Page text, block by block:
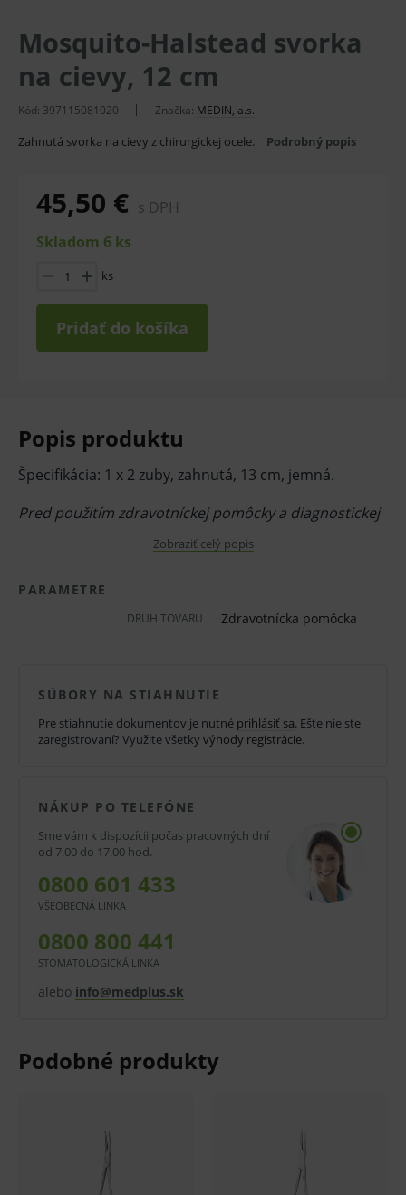
Mosquito-Halstead svorka
na cievy, 12 cm
Kód: 397115081020 Značka: MEDIN, a.s.
Zahnutá svorka na cievy z chirurgickej ocele. Podrobný popis
45,50 € s DPH
Skladom 6 ks
ks
Pridať do košíka
Popis produktu
Špecifikácia: 1 x 2 zuby, zahnutá, 13 cm, jemná.
Pred použitím zdravotníckej pomôcky a diagnostickej
zdravotníckej pomôcky in vitro odporúčame poradu s
a ak je súčasťou, tak aj návod na jeho použitie.
Klinická účinnosť zdravotníckej pomôcky a
byť zaručená, lepšia alebo rovnocenná s účinnosťou
diagnostickej zdravotníckej pomôcky in vitro a jeho
V prípade porušenia zapečateného obalu tohto
tovaru nie je z dôvodu ochrany zdravia alebo
hygienických dôvodov možné odstúpiť od kúpnej
zmluvy v lehote 14 dní.
Zobraziť celý popis
PARAMETRE
DRUH TOVARU Zdravotnícka pomôcka
SÚBORY NA STIAHNUTIE
Pre stiahnutie dokumentov je nutné prihlásiť sa. Ešte nie ste
zaregistrovaní? Využite všetky výhody registrácie.
NÁKUP PO TELEFÓNE
Sme vám k dispozícii počas pracovných dní
od 7.00 do 17.00 hod.
0800 601 433
VŠEOBECNÁ LINKA
0800 800 441
STOMATOLOGICKÁ LINKA
alebo info@medplus.sk